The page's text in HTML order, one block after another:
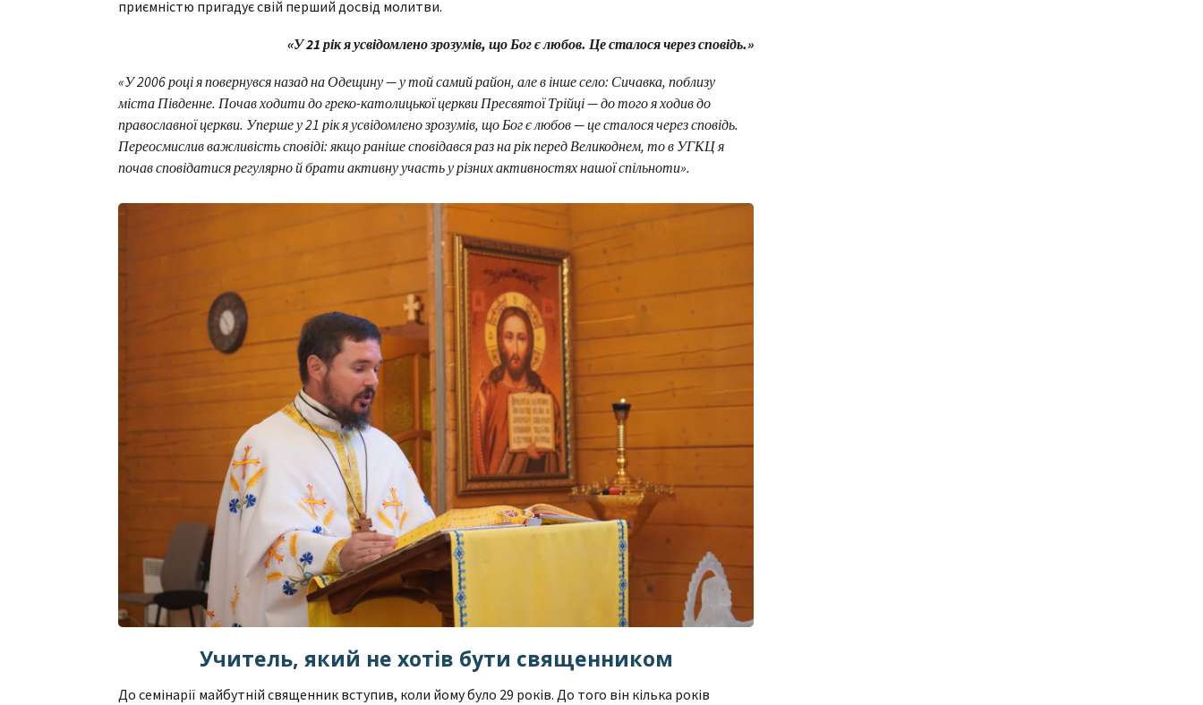
приємністю пригадує свій перший досвід молитви.
«У 21 рік я усвідомлено зрозумів, що Бог є любов. Це сталося через сповідь.»
«У 2006 році я повернувся назад на Одещину — у той самий район, але в інше село: Сичавка, поблизу
міста Південне. Почав ходити до греко-католицької церкви Пресвятої Трійці — до того я ходив до
православної церкви. Уперше у 21 рік я усвідомлено зрозумів, що Бог є любов — це сталося через сповідь.
Переосмислив важливість сповіді: якщо раніше сповідався раз на рік перед Великоднем, то в УГКЦ я
почав сповідатися регулярно й брати активну участь у різних активностях нашої спільноти».
Учитель, який не хотів бути священником
До семінарії майбутній священник вступив, коли йому було 29 років. До того він кілька років